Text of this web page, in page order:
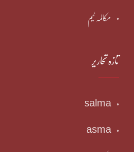
مکالمہ ٹیم
تازہ تحاریر
salma
asma